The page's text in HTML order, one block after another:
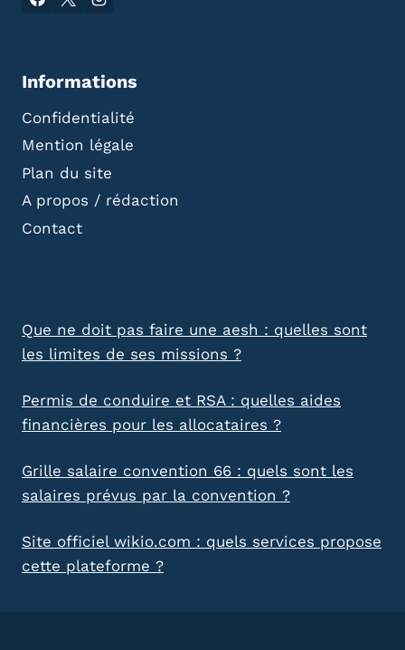
Informations
Confidentialité
Mention légale
Plan du site
A propos / rédaction
Contact
Que ne doit pas faire une aesh : quelles sont
les limites de ses missions ?
Permis de conduire et RSA : quelles aides
financières pour les allocataires ?
Grille salaire convention 66 : quels sont les
salaires prévus par la convention ?
Site officiel wikio.com : quels services propose
cette plateforme ?